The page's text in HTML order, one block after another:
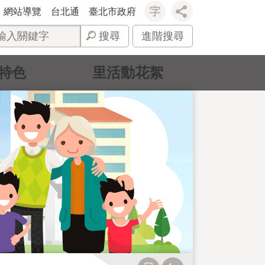
網站導覽 台北通 臺北市政府
搜尋 進階搜尋
色 里活動花絮